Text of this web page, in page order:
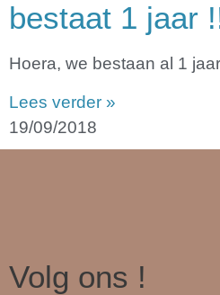
bestaat 1 jaar
Hoera, we bestaan al 1
Lees verder »
19/09/2018
Volg ons !